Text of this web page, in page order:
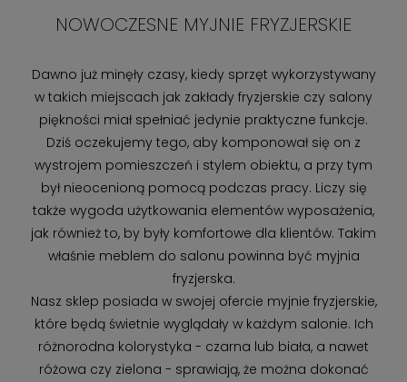
NOWOCZESNE MYJNIE FRYZJERSKIE
Dawno już minęły czasy, kiedy sprzęt wykorzystywany
w takich miejscach jak zakłady fryzjerskie czy salony
piękności miał spełniać jedynie praktyczne funkcje.
Dziś oczekujemy tego, aby komponował się on z
wystrojem pomieszczeń i stylem obiektu, a przy tym
był nieocenioną pomocą podczas pracy. Liczy się
także wygoda użytkowania elementów wyposażenia,
jak również to, by były komfortowe dla klientów. Takim
właśnie meblem do salonu powinna być myjnia
fryzjerska.
Nasz sklep posiada w swojej ofercie myjnie fryzjerskie,
które będą świetnie wyglądały w każdym salonie. Ich
różnorodna kolorystyka - czarna lub biała, a nawet
różowa czy zielona - sprawiają, że można dokonać